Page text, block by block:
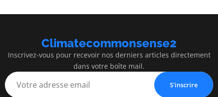
Climatecommonsense2
Inscrivez-vous pour recevoir nos derniers articles directement
dans votre boîte mail.
S'inscrire